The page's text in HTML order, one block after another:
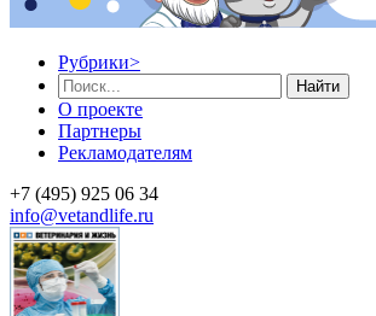
Рубрики>
Найти
О проекте
Партнеры
Рекламодателям
+7 (495) 925 06 34
info@vetandlife.ru